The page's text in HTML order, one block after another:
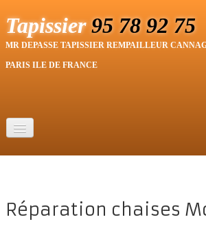
Tapissier95 78 92 75
MR DEPASSE TAPISSIER REMPAILLEUR
PARIS ILE DE FRANCE
Accueil
Tapissier 95 Val d'Oise ▼
Réparation chaises